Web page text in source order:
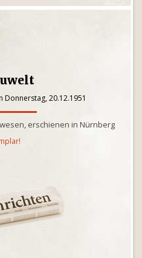
Donnerstag, 20.12.1951
erschienen in Nürnberg